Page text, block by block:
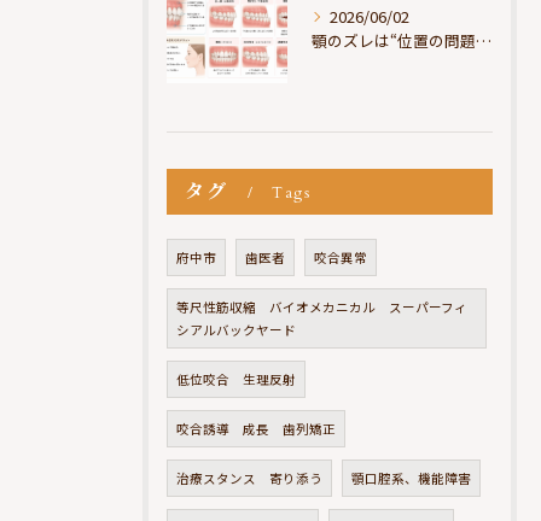
2026/06/02
顎のズレは“位置の問題”ではなく“選択の問題”
タグ Tags
府中市 歯医者 咬合異常
等尺性筋収縮 バイオメカニカル スーパーフィ
シアルバックヤード
低位咬合 生理反射
咬合誘導 成長 歯列矯正
治療スタンス 寄り添う 顎口腔系、機能障害